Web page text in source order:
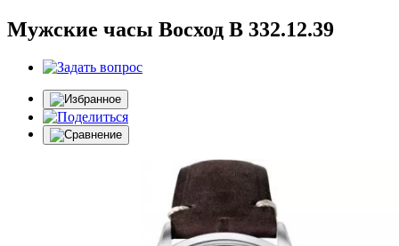
Мужские часы Восход B 332.12.39